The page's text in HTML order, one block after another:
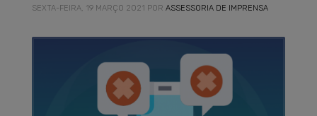
SEXTA-FEIRA, 19 MARÇO 2021 POR ASSESSORIA DE IMPRENSA